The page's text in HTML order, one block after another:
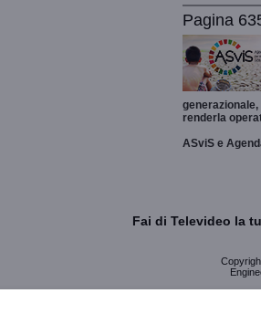
Pagina
renderla
ASviS e
Fai di Televideo la